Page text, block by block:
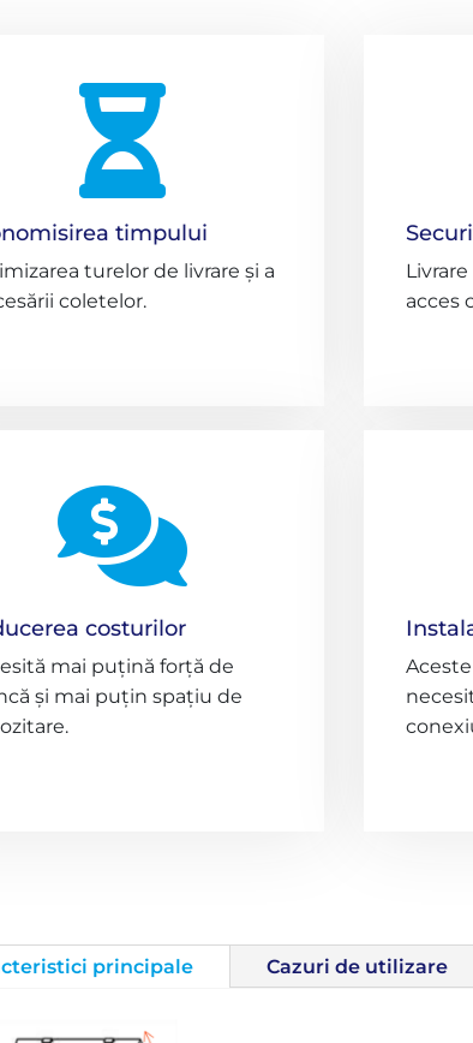

timpului
turelor de livrare și a
coletelor.
acces

costurilor
mai puțină forță de
și mai puțin spațiu de
principale Cazuri de utilizare